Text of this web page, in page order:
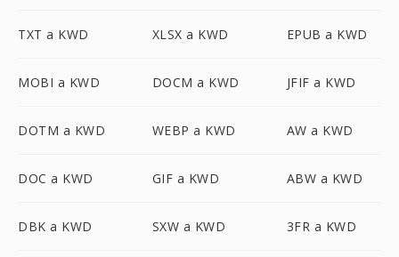
TXT a KWD XLSX a KWD EPUB a KWD
MOBI a KWD DOCM a KWD JFIF a KWD
DOTM a KWD WEBP a KWD AW a KWD
DOC a KWD GIF a KWD ABW a KWD
DBK a KWD SXW a KWD 3FR a KWD